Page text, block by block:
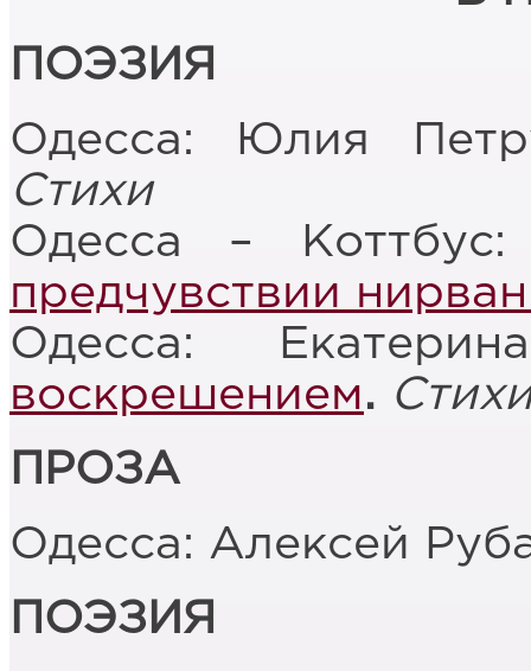
ПОЭЗИЯ
Одесса: Юлия
Стихи
Одесса –
предчувствии
Одесса:
воскрешением.
ПРОЗА
Одесса: Алексей
ПОЭЗИЯ